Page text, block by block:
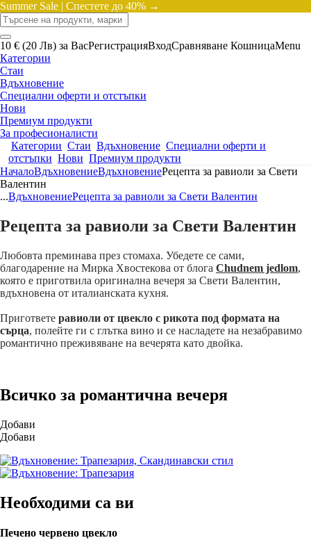
Summer Sale | Спестете до 40% →
10 € (20 Лв) за ВасРегистрацияВходСравняване КошницаMenu
Категории
Стаи
Вдъхновение
Специални оферти и отстъпки
Нови
Премиум продукти
За професионалисти
Категории Стаи Вдъхновение Специални оферти и
отстъпки Нови Премиум продукти
НачалоВдъхновениеВдъхновениеРецепта за равиоли за Свети
Валентин
...ВдъхновениеРецепта за равиоли за Свети Валентин
Рецепта за равиоли за Свети Валентин
Любовта преминава през стомаха. Убедете се сами,
благодарение на Мирка Хвостекова от блога Chudnem jedlom,
която е приготвила оригинална вечеря за Свети Валентин,
вдъхновена от италианската кухня.
Пригответе равиоли от цвекло с рикота под формата на
сърца, полейте ги с глътка вино и се насладете на незабравимо
романтично преживяване на вечерята като двойка.
Всичко за романтична вечеря
Добави
Добави
Необходими са ви
Печено червено цвекло